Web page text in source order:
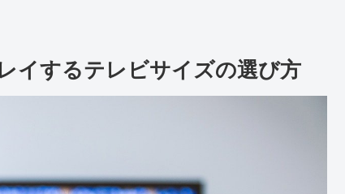
イするテレビサイズの選び方